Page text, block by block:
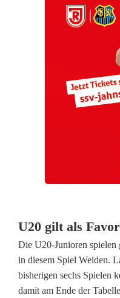
g
U20 gilt als
Die U20-Junioren spielen
in diesem Spiel Weiden.
bisherigen sechs Spielen
damit am Ende der